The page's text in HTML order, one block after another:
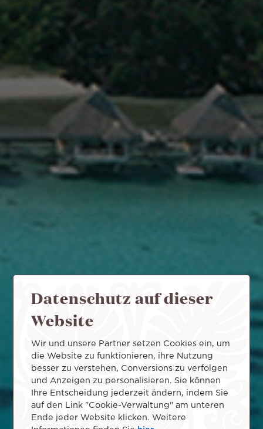
Datenschutz auf dieser
Website
Wir und unsere Partner setzen Cookies ein, um
die Website zu funktionieren, ihre Nutzung
besser zu verstehen, Conversions zu verfolgen
und Anzeigen zu personalisieren. Sie können
Ihre Entscheidung jederzeit ändern, indem Sie
auf den Link "Cookie-Verwaltung" am unteren
Ende jeder Website klicken. Weitere